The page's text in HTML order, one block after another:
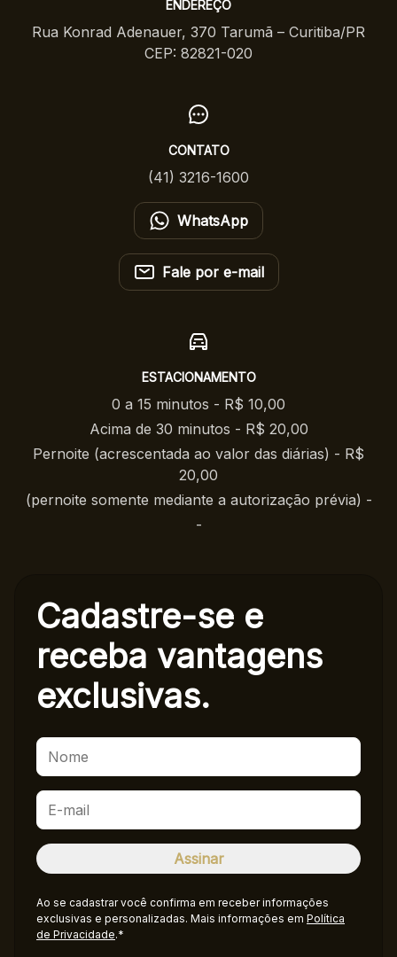
ENDEREÇO
Rua Konrad Adenauer, 370 Tarumã – Curitiba/PR
CEP: 82821-020
CONTATO
(41) 3216-1600
WhatsApp
Fale por e-mail
ESTACIONAMENTO
0 a 15 minutos - R$ 10,00
Acima de 30 minutos - R$ 20,00
Pernoite (acrescentada ao valor das diárias) - R$
20,00
(pernoite somente mediante a autorização prévia) -
-
Cadastre-se e
receba vantagens
exclusivas.
Ao se cadastrar você confirma em receber informações
exclusivas e personalizadas. Mais informações em Política
de Privacidade.*